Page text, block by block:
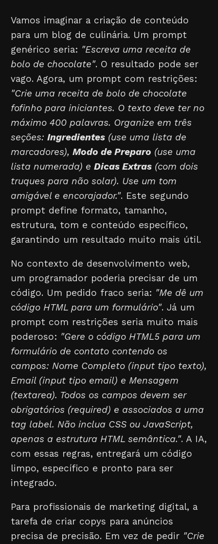
Vamos imaginar a criação de conteúdo
para um blog de culinária. Um prompt
genérico seria: "Escreva uma receita de
bolo de chocolate". O resultado pode ser
vago. Agora, um prompt com restrições:
"Crie uma receita de bolo de chocolate
fofinho para iniciantes. O texto deve ter no
máximo 400 palavras. Organize em três
seções:Ingredientes (use uma lista de
marcadores),Modo de Preparo (use uma
lista numerada) eDicas Extras (com dois
truques para não solar). Use um tom
amigável e encorajador.". Este segundo
prompt define formato, tamanho,
estrutura, tom e conteúdo específico,
garantindo um resultado muito mais útil.
No contexto de desenvolvimento web,
um programador poderia precisar de um
código. Um pedido fraco seria: "Me dê um
código HTML para um formulário". Já um
prompt com restrições seria muito mais
poderoso: "Gere o código HTML5 para um
formulário de contato contendo os
campos: Nome Completo (input tipo texto),
Email (input tipo email) e Mensagem
(textarea). Todos os campos devem ser
obrigatórios (required) e associados a uma
tag label. Não inclua CSS ou JavaScript,
apenas a estrutura HTML semântica.". A IA,
com essas regras, entregará um código
limpo, específico e pronto para ser
integrado.
Para profissionais de marketing digital, a
tarefa de criar copys para anúncios
precisa de precisão. Em vez de pedir "Crie